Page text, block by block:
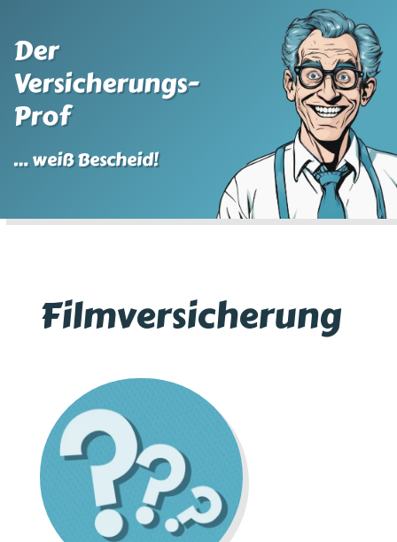
Der
Versicherungs-
Prof
… weiß Bescheid!
Filmversicherung